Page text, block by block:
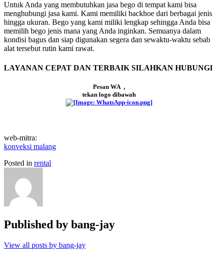
Untuk Anda yang membutuhkan jasa bego di tempat kami bisa
menghubungi jasa kami. Kami memiliki backhoe dari berbagai jenis
hingga ukuran. Bego yang kami miliki lengkap sehingga Anda bisa
memilih bego jenis mana yang Anda inginkan. Semuanya dalam
kondisi bagus dan siap digunakan segera dan sewaktu-waktu sebab
alat tersebut rutin kami rawat.
LAYANAN CEPAT DAN TERBAIK SILAHKAN HUBUNGI
Pesan WA ,
tekan logo dibawah
web-mitra:
konveksi malang
Posted in rental
Published by bang-jay
View all posts by bang-jay